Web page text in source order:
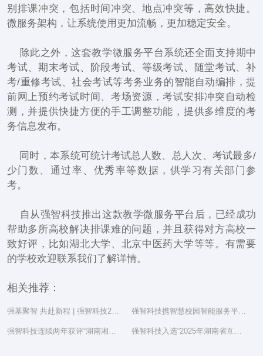
别排课冲突，包括时间冲突、地点冲突等，高效快捷。
微服务架构，让系统使用更加流畅，更加稳定安全。
除此之外，这套教学微服务平台系统还全面支持期中
考试、期末考试、阶段考试、等级考试、随堂考试、补
考/重修考试、社会考试等考务业务的智能自动编排，提
前网上预约考试时间、考场资源，考试安排冲突自动检
测，并提供快捷方便的手工调整功能，提供多维度的考
务信息发布。
同时，本系统可统计考试总人数、总人次、考试最多/
少门数、通过率、优秀率等数据，供学习有关部门参
考。
自从强智科技推出这款教学微服务平台后，已经成功
帮助多所高校解决排课难的问题，并且获得对方高校一
致好评，比如湖北大学、北京中医药大学等等。有需要
的学校欢迎联系我们了解详情。
相关推荐：
强基聚智 共赴新程 | 强智科技2025年度总结表彰大会隆重举行 强智科技携智慧校园智能服务平台亮相湖南省教育信息化工作研讨会
强智科技连续两年获评“湖南湘江新区民营企业社会责任百强” 强智科技入选“2025年湖南省互联网综合实力前三十家企业”